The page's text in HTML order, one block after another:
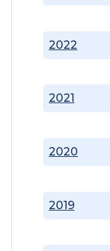
2019
2020
2021
2022